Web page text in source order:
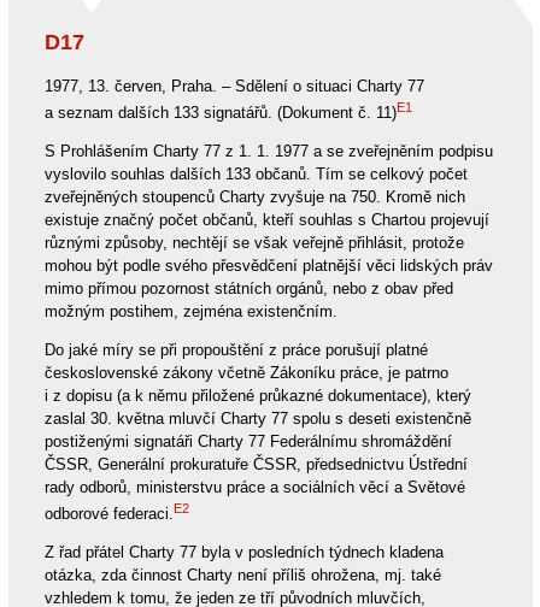
D17
1977, 13. červen, Praha. – Sdělení o situaci Charty 77
a seznam dalších 133 signatářů. (Dokument č. 11)E1
S Prohlášením Charty 77 z 1. 1. 1977 a se zveřejněním podpisu
vyslovilo souhlas dalších 133 občanů. Tím se celkový počet
zveřejněných stoupenců Charty zvyšuje na 750. Kromě nich
existuje značný počet občanů, kteří souhlas s Chartou projevují
různými způsoby, nechtějí se však veřejně přihlásit, protože
mohou být podle svého přesvědčení platnější věci lidských práv
mimo přímou pozornost státních orgánů, nebo z obav před
možným postihem, zejména existenčním.
Do jaké míry se při propouštění z práce porušují platné
československé zákony včetně Zákoníku práce, je patrno
i z dopisu (a k němu přiložené průkazné dokumentace), který
zaslal 30. května mluvčí Charty 77 spolu s deseti existenčně
postiženými signatáři Charty 77 Federálnímu shromáždění
ČSSR, Generální prokuratuře ČSSR, předsednictvu Ústřední
rady odborů, ministerstvu práce a sociálních věcí a Světové
odborové federaci.E2
Z řad přátel Charty 77 byla v posledních týdnech kladena
otázka, zda činnost Charty není příliš ohrožena, mj. také
vzhledem k tomu, že jeden ze tří původních mluvčích,